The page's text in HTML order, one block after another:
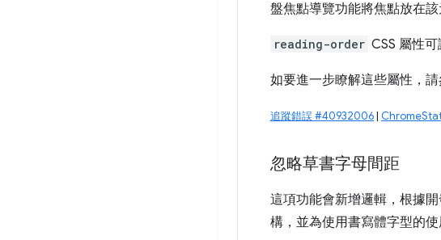
盤焦點導覽功能將焦點放在該
reading-order CSS 屬性
如要進一步瞭解這些屬性，請
追蹤錯誤 #40932006|
忽略草書字母間距
這項功能會新增邏輯，根據
構，並為使用書寫體字型的